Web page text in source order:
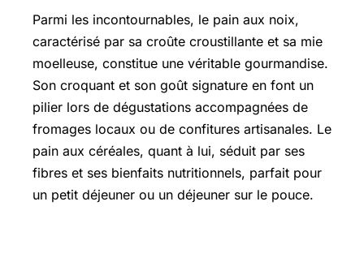
Parmi les incontournables, le pain aux noix,
caractérisé par sa croûte croustillante et sa mie
moelleuse, constitue une véritable gourmandise.
Son croquant et son goût signature en font un
pilier lors de dégustations accompagnées de
fromages locaux ou de confitures artisanales. Le
pain aux céréales, quant à lui, séduit par ses
fibres et ses bienfaits nutritionnels, parfait pour
un petit déjeuner ou un déjeuner sur le pouce.